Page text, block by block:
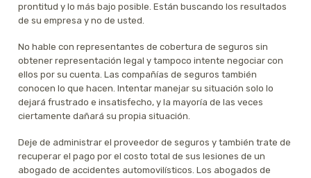
prontitud y lo más bajo posible. Están buscando los resultados
de su empresa y no de usted.
No hable con representantes de cobertura de seguros sin
obtener representación legal y tampoco intente negociar con
ellos por su cuenta. Las compañías de seguros también
conocen lo que hacen. Intentar manejar su situación solo lo
dejará frustrado e insatisfecho, y la mayoría de las veces
ciertamente dañará su propia situación.
Deje de administrar el proveedor de seguros y también trate de
recuperar el pago por el costo total de sus lesiones de un
abogado de accidentes automovilísticos. Los abogados de